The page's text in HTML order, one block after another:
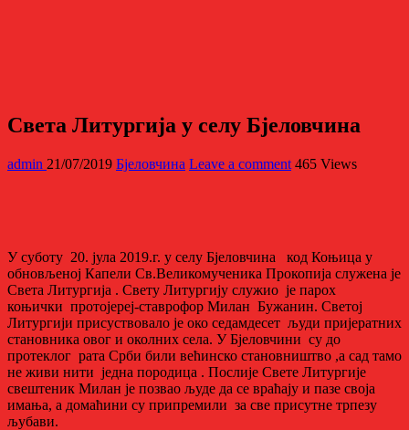
Света Литургија у селу Бјеловчина
admin 21/07/2019 Бјеловчина Leave a comment 465 Views
У суботу 20. јула 2019.г. у селу Бјеловчина код Коњица у
обновљеној Капели Св.Великомученика Прокопија служена је
Света Литургија . Свету Литургију служио је парох
коњички протојереј-ставрофор Милан Бужанин. Светој
Литургији присуствовало је око седамдесет људи пријератних
становника овог и околних села. У Бјеловчини су до
протеклог рата Срби били већинско становништво ,а сад тамо
не живи нити једна породица . Послије Свете Литургије
свештеник Милан је позвао људе да се враћају и пазе своја
имања, а домаћини су припремили за све присутне трпезу
љубави.